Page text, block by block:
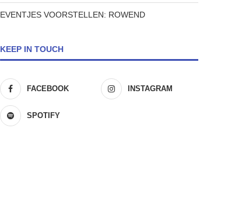
EVENTJES VOORSTELLEN: ROWEND
KEEP IN TOUCH
FACEBOOK INSTAGRAM
SPOTIFY